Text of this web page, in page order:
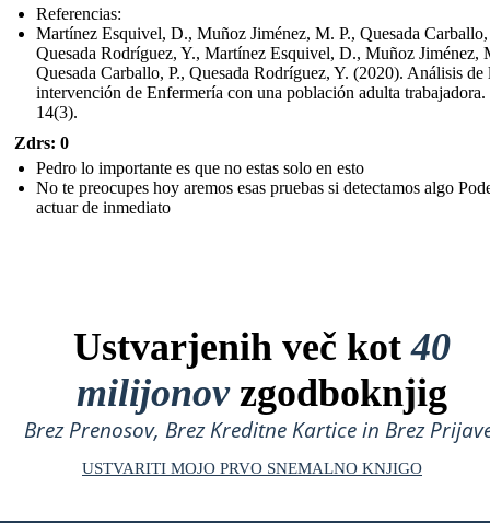
Referencias:
Martínez Esquivel, D., Muñoz Jiménez, M. P., Quesada Carballo,
Quesada Rodríguez, Y., Martínez Esquivel, D., Muñoz Jiménez,
Quesada Carballo, P., Quesada Rodríguez, Y. (2020). Análisis de
intervención de Enfermería con una población adulta trabajadora.
14(3).
Zdrs: 0
Pedro lo importante es que no estas solo en esto
No te preocupes hoy aremos esas pruebas si detectamos algo
actuar de inmediato
Ustvarjenih več kot40
milijonovzgodboknjig
Brez Prenosov, Brez Kreditne Kartice in Brez
USTVARITI MOJO PRVO SNEMALNO KNJIGO